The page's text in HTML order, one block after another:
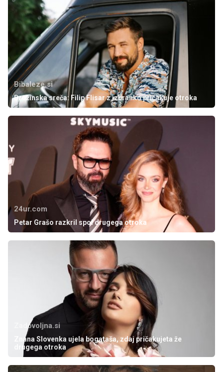
Bibaleze.si
Družinska sreča: Filip Flisar z izbranko pričakuje otroka
24ur.com
Petar Grašo razkril spol drugega otroka
Zadovoljna.si
Znana Slovenka ujela bogataša, zdaj pričakujeta že
drugega otroka